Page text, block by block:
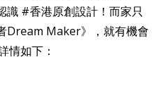
識 #香港原創設計！而家只
Dream Maker》，就有機會
情如下：